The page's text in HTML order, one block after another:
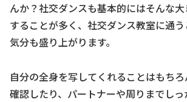
んか？社交ダンスも基本的にはそんな
することが多く、社交ダンス教室に通
気分も盛り上がります。
自分の全身を写してくれることはもち
確認したり、パートナーや周りまでし